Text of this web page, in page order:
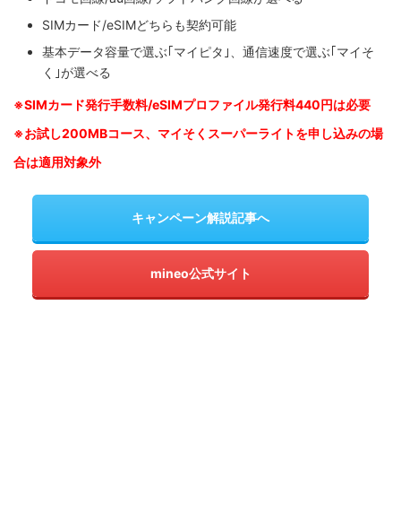
SIMカード/eSIMどちらも契約可能
基本データ容量で選ぶ｢マイピタ｣、通信速度で選ぶ｢マイそ
く｣が選べる
※SIMカード発行手数料/eSIMプロファイル発行料440円は必要
※お試し200MBコース、マイそくスーパーライトを申し込みの場
合は適用対象外
キャンペーン解説記事へ
mineo公式サイト